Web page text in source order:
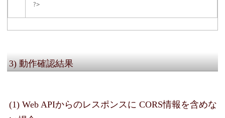
?>
3) 動作確認結果
(1) Web APIからのレスポンスに CORS情報を含めな